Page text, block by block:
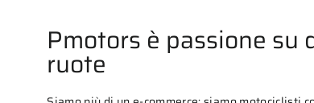
Pmotors è passione su
ruote